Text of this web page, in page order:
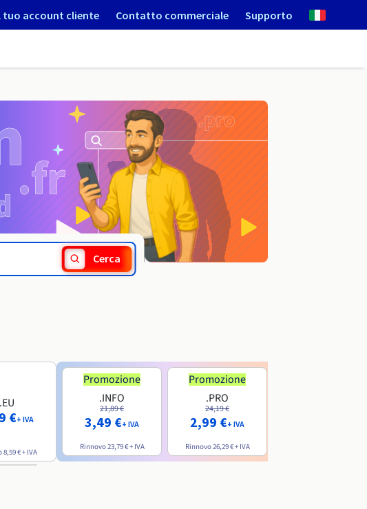
tuo account cliente Contatto commerciale Supporto
Cerca
.EU
€+ IVA
8,59 €+ IVA
Promozione
.INFO
21,89 €
3,49 €+ IVA
Rinnovo23,79 €+ IVA
Promozione
.PRO
24,19 €
2,99 €+ IVA
Rinnovo26,29 €+ IVA